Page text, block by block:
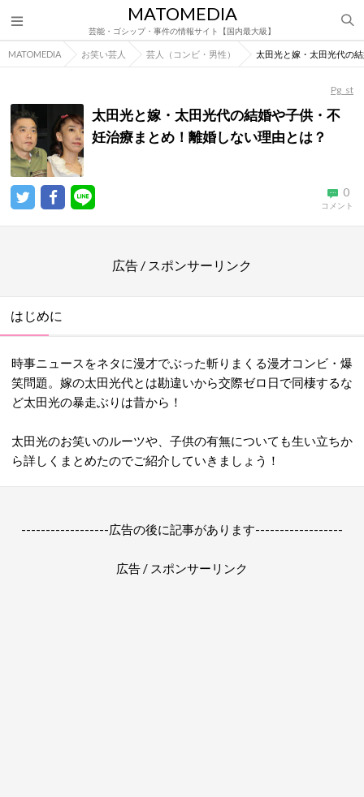
MATOMEDIA
芸能・ゴシップ・事件の情報サイト【国内最大級】
MATOMEDIA お笑い芸人 芸人（コンビ・男性） 太田光と嫁・太田光代の
Pg_st
太田光と嫁・太田光代の結婚や子供・不
妊治療まとめ！離婚しない理由とは？
0
コメント
広告 / スポンサーリンク
はじめに
時事ニュースをネタに漫才でぶった斬りまくる漫才コンビ・爆
笑問題。嫁の太田光代とは勘違いから交際ゼロ日で同棲するな
ど太田光の暴走ぶりは昔から！
太田光のお笑いのルーツや、子供の有無についても生い立ちか
ら詳しくまとめたのでご紹介していきましょう！
------------------広告の後に記事があります------------------
広告 / スポンサーリンク